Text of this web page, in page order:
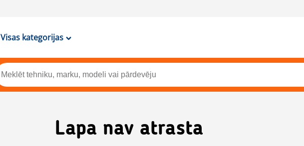
Visas kategorijas
Lapa nav atrasta